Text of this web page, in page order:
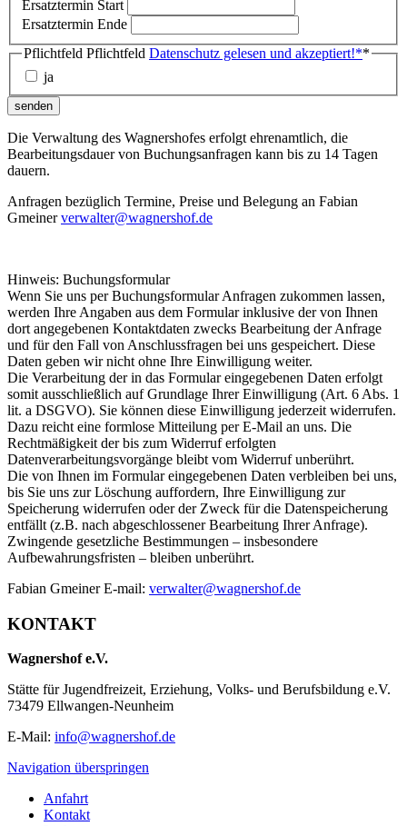
Ersatztermin Start
Ersatztermin Ende
Pflichtfeld Pflichtfeld Datenschutz gelesen und akzeptiert!**
ja
senden
Die Verwaltung des Wagnershofes erfolgt ehrenamtlich, die
Bearbeitungsdauer von Buchungsanfragen kann bis zu 14 Tagen
dauern.
Anfragen bezüglich Termine, Preise und Belegung an Fabian
Gmeinerverwalter@wagnershof.de
Hinweis: Buchungsformular
Wenn Sie uns per Buchungsformular Anfragen zukommen lassen,
werden Ihre Angaben aus dem Formular inklusive der von Ihnen
dort angegebenen Kontaktdaten zwecks Bearbeitung der Anfrage
und für den Fall von Anschlussfragen bei uns gespeichert. Diese
Daten geben wir nicht ohne Ihre Einwilligung weiter.
Die Verarbeitung der in das Formular eingegebenen Daten erfolgt
somit ausschließlich auf Grundlage Ihrer Einwilligung (Art. 6 Abs. 1
lit. a DSGVO). Sie können diese Einwilligung jederzeit widerrufen.
Dazu reicht eine formlose Mitteilung per E-Mail an uns. Die
Rechtmäßigkeit der bis zum Widerruf erfolgten
Datenverarbeitungsvorgänge bleibt vom Widerruf unberührt.
Die von Ihnen im Formular eingegebenen Daten verbleiben bei uns,
bis Sie uns zur Löschung auffordern, Ihre Einwilligung zur
Speicherung widerrufen oder der Zweck für die Datenspeicherung
entfällt (z.B. nach abgeschlossener Bearbeitung Ihrer Anfrage).
Zwingende gesetzliche Bestimmungen – insbesondere
Aufbewahrungsfristen – bleiben unberührt.
Fabian Gmeiner E-mail: verwalter@wagnershof.de
KONTAKT
Wagnershof e.V.
Stätte für Jugendfreizeit, Erziehung, Volks- und Berufsbildung e.V.
73479 Ellwangen-Neunheim
E-Mail: info@wagnershof.de
Navigation überspringen
Anfahrt
Kontakt